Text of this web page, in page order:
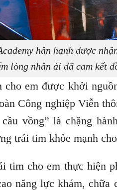
hân hạnh được
lòng nhân ái đã cam kết
cho em được khởi
Công nghiệp Viễn
vồng” là chặng
trái tim khỏe mạnh
tim cho em thực hiện
năng lực khám,